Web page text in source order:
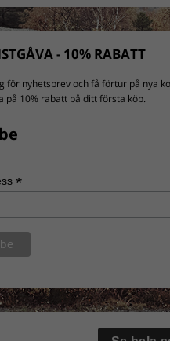
- 10% RABATT
för nyhetsbrev och få förtur på nya
på 10% rabatt på ditt första köp.
*